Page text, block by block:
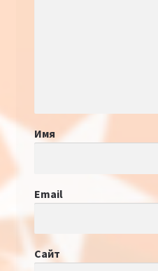
Имя
Email
Сайт